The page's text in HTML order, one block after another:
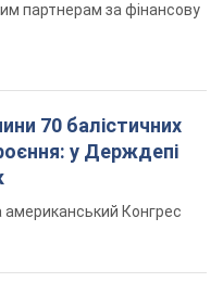
партнерам за фінансову
70 балістичних
у Держдепі
Конгрес